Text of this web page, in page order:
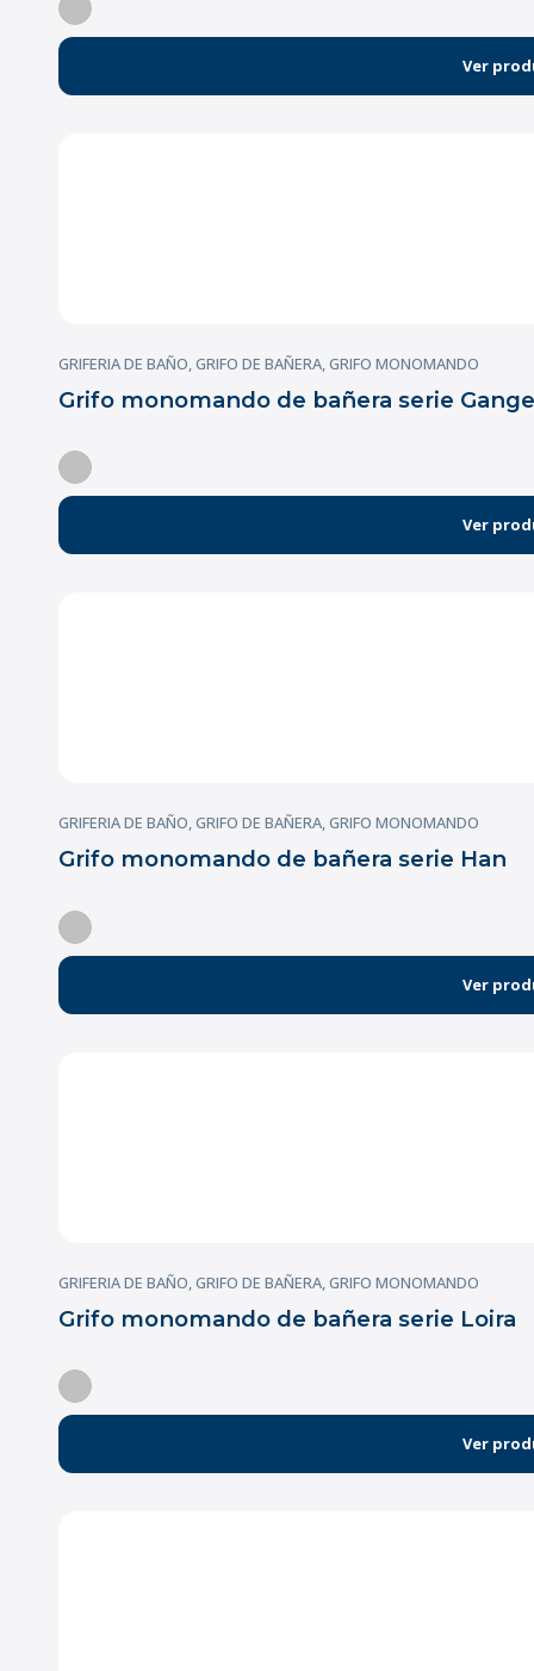
Ver
GRIFERIA DE BAÑO,GRIFO DE BAÑERA,GRIFO MONOMANDO
Grifo monomando de bañera serie
Ver
GRIFERIA DE BAÑO,GRIFO DE BAÑERA,GRIFO MONOMANDO
Grifo monomando de bañera serie Han
Ver
GRIFERIA DE BAÑO,GRIFO DE BAÑERA,GRIFO MONOMANDO
Grifo monomando de bañera serie Loira
Ver